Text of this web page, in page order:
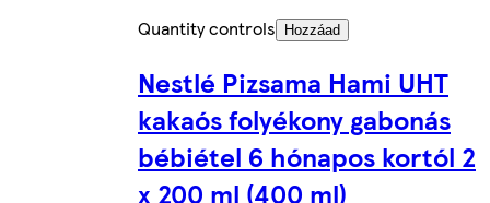
Quantity controls
Hozzáad
Nestlé Pizsama Hami UHT
kakaós folyékony gabonás
bébiétel 6 hónapos kortól 2
x 200 ml (400 ml)